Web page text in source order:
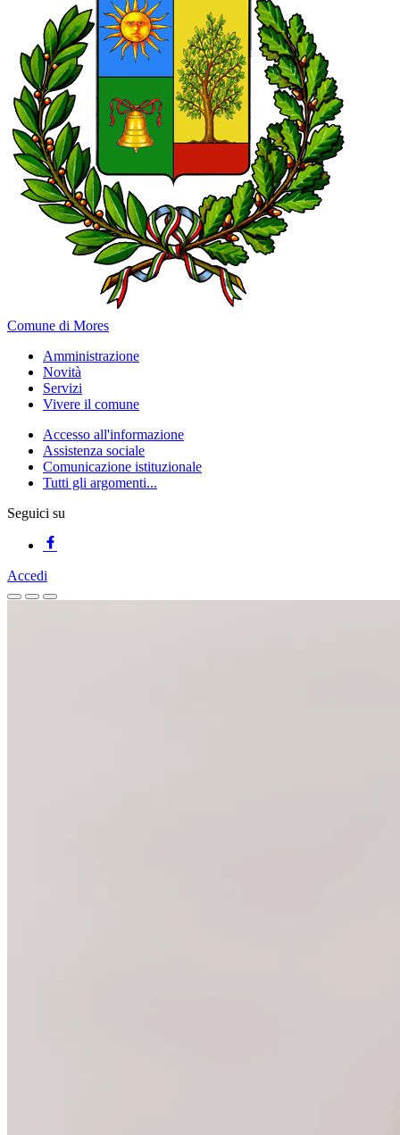
Comune di Mores
Amministrazione
Novità
Servizi
Vivere il comune
Accesso all'informazione
Assistenza sociale
Comunicazione istituzionale
Tutti gli argomenti...
Seguici su
Accedi
Homepage